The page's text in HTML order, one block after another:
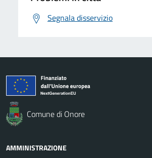
Segnala disservizio
Comune di Onore
AMMINISTRAZIONE